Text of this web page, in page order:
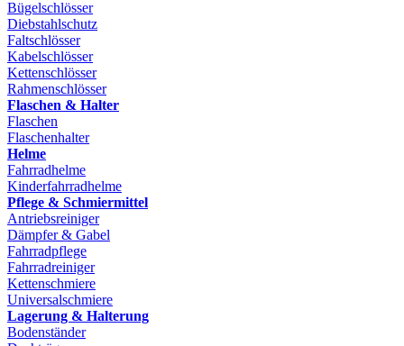
Bügelschlösser
Diebstahlschutz
Faltschlösser
Kabelschlösser
Kettenschlösser
Rahmenschlösser
Flaschen & Halter
Flaschen
Flaschenhalter
Helme
Fahrradhelme
Kinderfahrradhelme
Pflege & Schmiermittel
Antriebsreiniger
Dämpfer & Gabel
Fahrradpflege
Fahrradreiniger
Kettenschmiere
Universalschmiere
Lagerung & Halterung
Bodenständer